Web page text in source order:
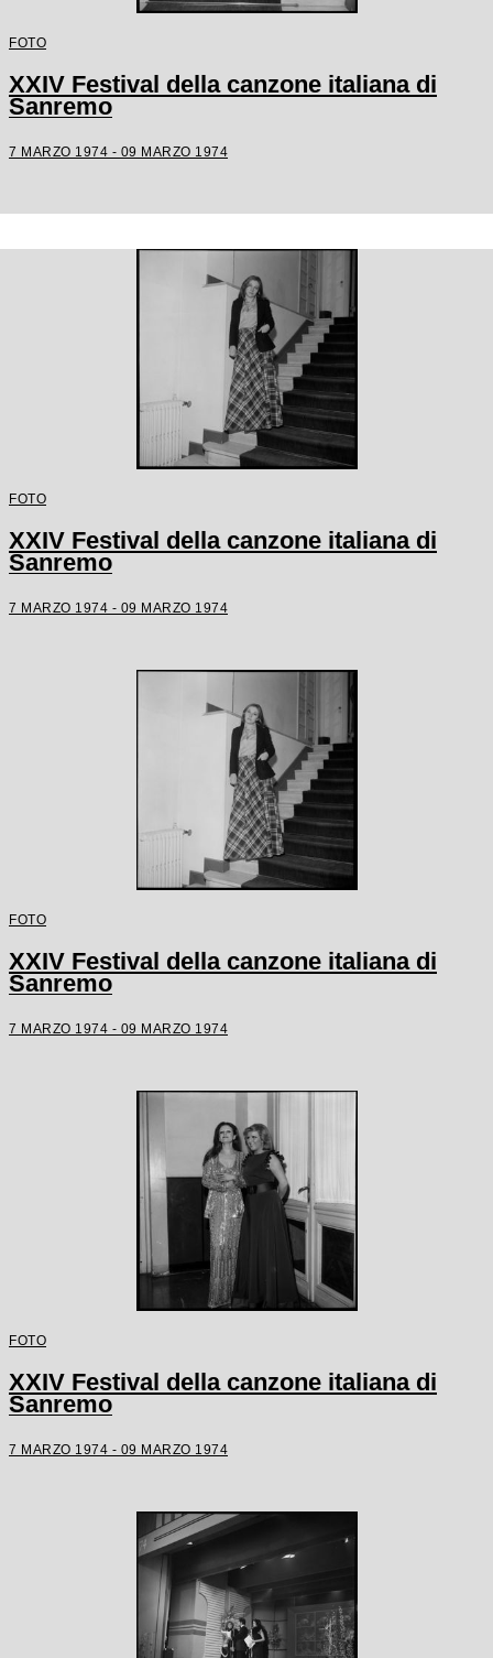
FOTO
XXIV Festival della canzone italiana di
Sanremo
7 MARZO 1974 - 09 MARZO 1974
FOTO
XXIV Festival della canzone italiana di
Sanremo
7 MARZO 1974 - 09 MARZO 1974
FOTO
XXIV Festival della canzone italiana di
Sanremo
7 MARZO 1974 - 09 MARZO 1974
FOTO
XXIV Festival della canzone italiana di
Sanremo
7 MARZO 1974 - 09 MARZO 1974